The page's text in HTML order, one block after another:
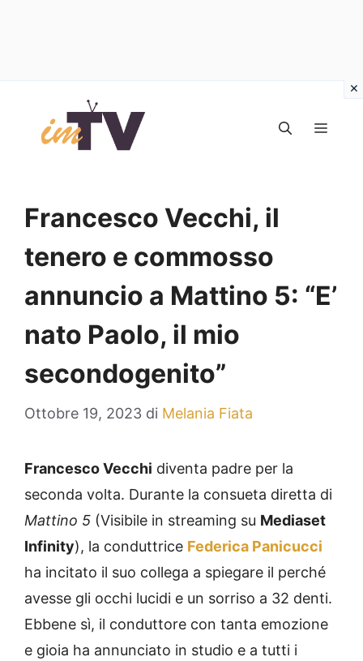
contenuto
Francesco Vecchi, il
tenero e commosso
annuncio a Mattino 5: “E’
nato Paolo, il mio
secondogenito”
Ottobre 19, 2023 di Melania Fiata
Francesco Vecchi diventa padre per la
seconda volta. Durante la consueta diretta di
Mattino 5 (Visibile in streaming su Mediaset
Infinity), la conduttrice Federica Panicucci
ha incitato il suo collega a spiegare il perché
avesse gli occhi lucidi e un sorriso a 32 denti.
Ebbene sì, il conduttore con tanta emozione
e gioia ha annunciato in studio e a tutti i